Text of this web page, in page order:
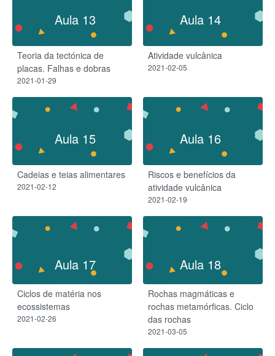
Aula 13
Teoria da tectónica de
placas. Falhas e dobras
2021-01-29
Aula 14
Atividade vulcânica​
2021-02-05
Aula 15
Cadeias e teias alimentares​
2021-02-12
Aula 16
Riscos e benefícios da
atividade vulcânica
2021-02-19
Aula 17
Ciclos de matéria nos
ecossistemas
2021-02-26
Aula 18
Rochas magmáticas e
rochas metamórficas. Ciclo
das rochas
2021-03-05